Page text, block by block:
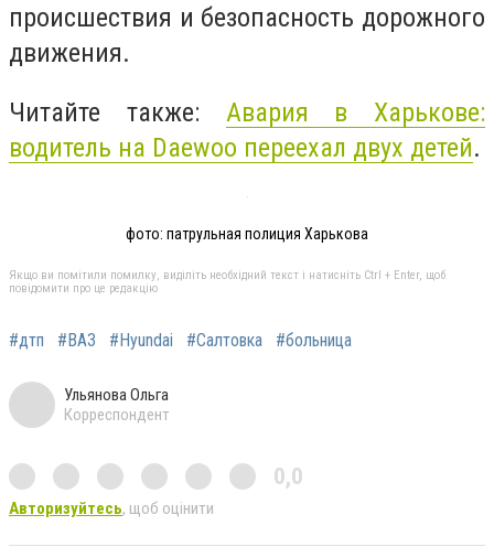
происшествия и безопасность дорожного
движения.
Читайте также: Авария в Харькове:
водитель на Daewoo переехал двух детей.
фото: патрульная полиция Харькова
Якщо ви помітили помилку, виділіть необхідний текст і натисніть Ctrl + Enter, щоб
повідомити про це редакцію
#дтп #ВАЗ #Нyundai #Салтовка #больница
Ульянова Ольга
Корреспондент
0,0
Авторизуйтесь, щоб оцінити